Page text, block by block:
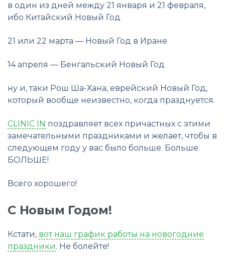
в один из дней между 21 января и 21 февраля,
ибо Китайский Новый Год
21 или 22 марта — Новый Год в Иране
14 апреля — Бенгальский Новый Год
ну и, таки Рош Ша-Хана, еврейский Новый Год,
который вообще неизвестно, когда празднуется.
CLINIC IN поздравляет всех причастных с этими
замечательными праздниками и желает, чтобы в
следующем году у вас было больше. Больше.
БОЛЬШЕ!
Всего хорошего!
С Новым Годом!
Кстати, вот наш график работы на новогодние
праздники. Не болейте!